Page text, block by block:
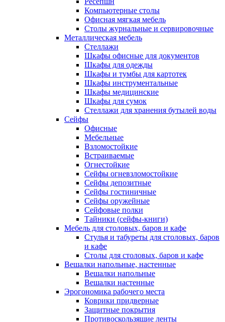
Компьютерные столы
Офисная мягкая мебель
Столы журнальные и сервировочные
Металлическая мебель
Стеллажи
Шкафы офисные для документов
Шкафы для одежды
Шкафы и тумбы для картотек
Шкафы инструментальные
Шкафы медицинские
Шкафы для сумок
Стеллажи для хранения бутылей воды
Сейфы
Офисные
Мебельные
Взломостойкие
Встраиваемые
Огнестойкие
Сейфы огневзломостойкие
Сейфы депозитные
Сейфы гостиничные
Сейфы оружейные
Сейфовые полки
Тайники (сейфы-книги)
Мебель для столовых, баров и кафе
Стулья и табуреты для столовых, баров
и кафе
Столы для столовых, баров и кафе
Вешалки напольные, настенные
Вешалки напольные
Вешалки настенные
Эрогономика рабочего места
Коврики придверные
Защитные покрытия
Противоскользящие ленты